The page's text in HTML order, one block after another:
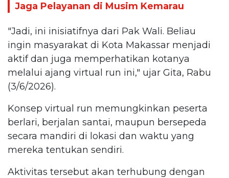
Jaga Pelayanan di Musim Kemarau
"Jadi, ini inisiatifnya dari Pak Wali. Beliau
ingin masyarakat di Kota Makassar menjadi
aktif dan juga memperhatikan kotanya
melalui ajang virtual run ini," ujar Gita, Rabu
(3/6/2026).
Konsep virtual run memungkinkan peserta
berlari, berjalan santai, maupun bersepeda
secara mandiri di lokasi dan waktu yang
mereka tentukan sendiri.
Aktivitas tersebut akan terhubung dengan